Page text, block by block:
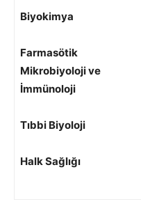
Biyokimya
Farmasötik
Mikrobiyoloji ve
İmmünoloji
Tıbbi Biyoloji
Halk Sağlığı